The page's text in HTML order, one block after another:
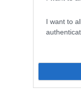
I want to